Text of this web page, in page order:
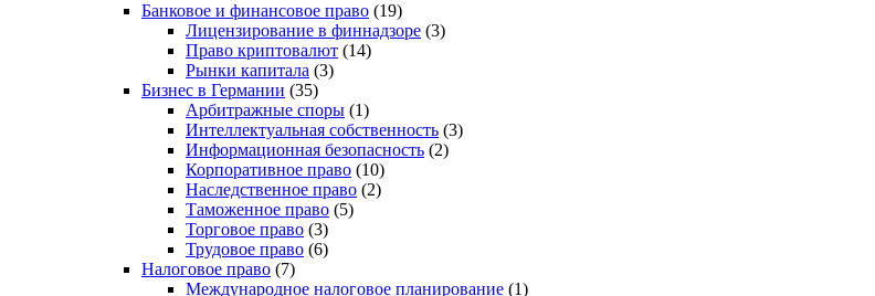
Банковое и финансовое право (19)
Лицензирование в финнадзоре (3)
Право криптовалют (14)
Рынки капитала (3)
Бизнес в Германии (35)
Арбитражные споры (1)
Интеллектуальная собственность (3)
Информационная безопасность (2)
Корпоративное право (10)
Наследственное право (2)
Таможенное право (5)
Торговое право (3)
Трудовое право (6)
Налоговое право (7)
Международное налоговое планирование (1)